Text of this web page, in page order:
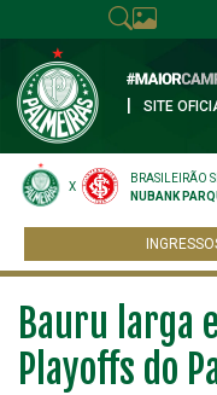
SITE
X
BRASILEIRÃO
NUBANK
Bauru larga
Playoffs do